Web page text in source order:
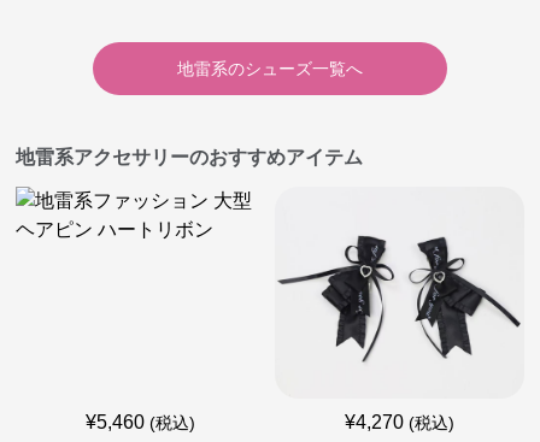
地雷系のシューズ一覧へ
地雷系アクセサリーのおすすめアイテム
¥5,460 (税込) ¥4,270 (税込)